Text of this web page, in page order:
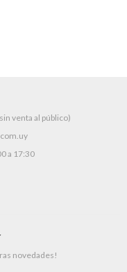
venta al público)
a 17:30
novedades!